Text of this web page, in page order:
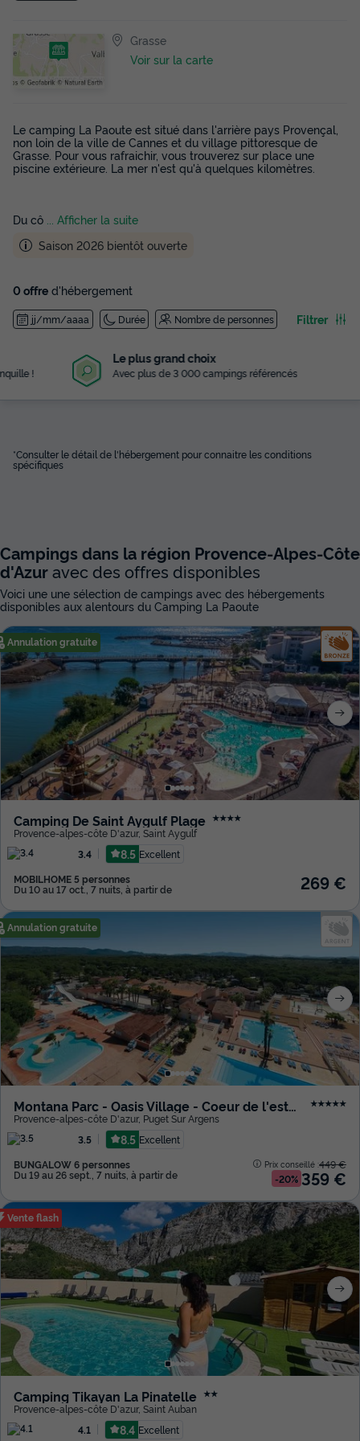
Grasse
Voir sur la carte
Le camping La Paoute est situé dans l'arrière pays Provençal,
non loin de la ville de Cannes et du village pittoresque de
Grasse. Pour vous rafraichir, vous trouverez sur place une
piscine extérieure. La mer n'est qu'à quelques kilomètres.
Du cô
... Afficher la suite
Saison 2026 bientôt ouverte
0 offre d'hébergement
jj/mm/aaaa Durée Nombre de personnes Filtrer
Le plus grand choix
Avec plus de 3 000 campings référencés
*Consulter le détail de l'hébergement pour connaitre les conditions
spécifiques
Campings dans la région Provence-Alpes-Côte
d'Azuravec des offres disponibles
Voici une une sélection de campings avec des hébergements
disponibles aux alentours du Camping La Paoute
Annulation gratuite
Camping De Saint Aygulf Plage ★★★★
Provence-alpes-côte D'azur, Saint Aygulf
3.4
8.5 Excellent
MOBILHOME 5 personnes
Du 10 au 17 oct., 7 nuits, à partir de 269 €
Annulation gratuite
Montana Parc - Oasis Village - Coeur de l'estérel ★★★★★
Provence-alpes-côte D'azur, Puget Sur Argens
3.5
8.5 Excellent
BUNGALOW 6 personnes
Du 19 au 26 sept., 7 nuits, à partir de
Prix conseillé :449 €
-20% 359 €
Vente flash
Camping Tikayan La Pinatelle ★★
Provence-alpes-côte D'azur, Saint Auban
4.1
8.4 Excellent